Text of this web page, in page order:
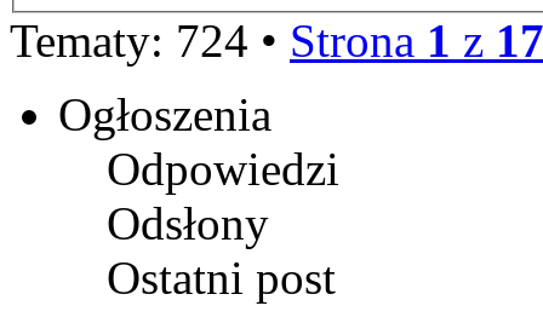
Tematy: 724 • Strona 1 z 17
Ogłoszenia
Odpowiedzi
Odsłony
Ostatni post